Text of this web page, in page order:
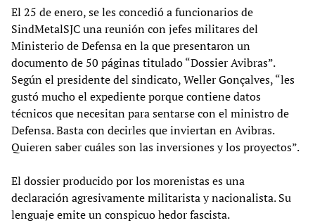
El 25 de enero, se les concedió a funcionarios de
SindMetalSJC una reunión con jefes militares del
Ministerio de Defensa en la que presentaron un
documento de 50 páginas titulado “Dossier Avibras”.
Según el presidente del sindicato, Weller Gonçalves, “les
gustó mucho el expediente porque contiene datos
técnicos que necesitan para sentarse con el ministro de
Defensa. Basta con decirles que inviertan en Avibras.
Quieren saber cuáles son las inversiones y los proyectos”.
El dossier producido por los morenistas es una
declaración agresivamente militarista y nacionalista. Su
lenguaje emite un conspicuo hedor fascista.